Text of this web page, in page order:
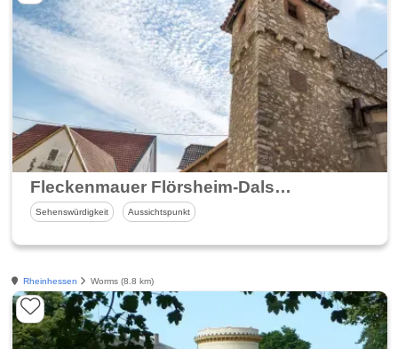
Fleckenmauer Flörsheim-Dalsheim
Sehenswürdigkeit Aussichtspunkt
Rheinhessen Worms (8.8 km)